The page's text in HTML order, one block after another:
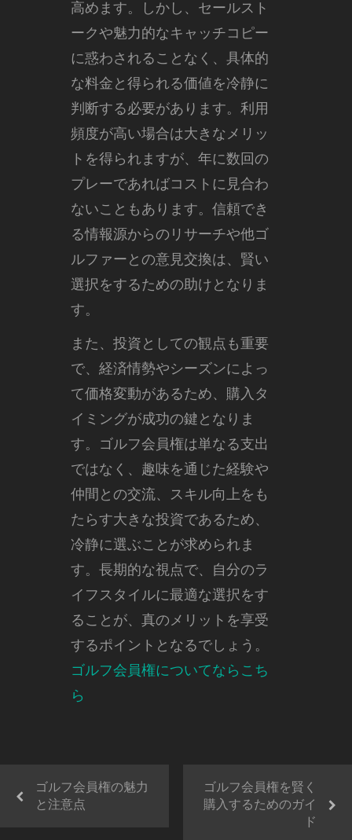
高めます。しかし、セールスト
ークや魅力的なキャッチコピー
に惑わされることなく、具体的
な料金と得られる価値を冷静に
判断する必要があります。利用
頻度が高い場合は大きなメリッ
トを得られますが、年に数回の
プレーであればコストに見合わ
ないこともあります。信頼でき
る情報源からのリサーチや他ゴ
ルファーとの意見交換は、賢い
選択をするための助けとなりま
す。
また、投資としての観点も重要
で、経済情勢やシーズンによっ
て価格変動があるため、購入タ
イミングが成功の鍵となりま
す。ゴルフ会員権は単なる支出
ではなく、趣味を通じた経験や
仲間との交流、スキル向上をも
たらす大きな投資であるため、
冷静に選ぶことが求められま
す。長期的な視点で、自分のラ
イフスタイルに最適な選択をす
ることが、真のメリットを享受
するポイントとなるでしょう。
ゴルフ会員権についてならこち
ら
ゴルフ会員権の魅力
と注意点
ゴルフ会員権を賢く
購入するためのガイ
ド